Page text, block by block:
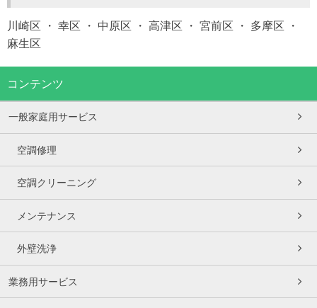
川崎区 ・ 幸区 ・ 中原区 ・ 高津区 ・ 宮前区 ・ 多摩区 ・
麻生区
コンテンツ
一般家庭用サービス
空調修理
空調クリーニング
メンテナンス
外壁洗浄
業務用サービス